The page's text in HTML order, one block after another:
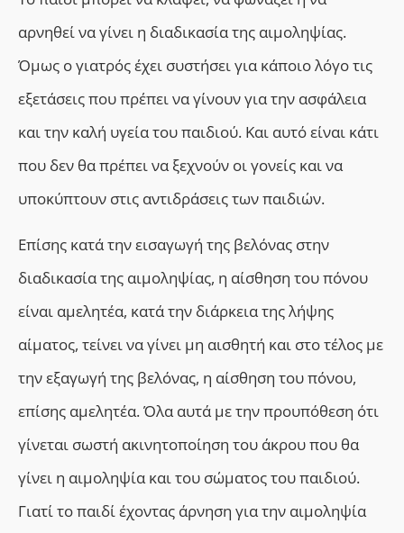
αρνηθεί να γίνει η διαδικασία της αιμοληψίας.
Όμως ο γιατρός έχει συστήσει για κάποιο λόγο τις
εξετάσεις που πρέπει να γίνουν για την ασφάλεια
και την καλή υγεία του παιδιού. Και αυτό είναι κάτι
που δεν θα πρέπει να ξεχνούν οι γονείς και να
υποκύπτουν στις αντιδράσεις των παιδιών.
Επίσης κατά την εισαγωγή της βελόνας στην
διαδικασία της αιμοληψίας, η αίσθηση του πόνου
είναι αμελητέα, κατά την διάρκεια της λήψης
αίματος, τείνει να γίνει μη αισθητή και στο τέλος με
την εξαγωγή της βελόνας, η αίσθηση του πόνου,
επίσης αμελητέα. Όλα αυτά με την προυπόθεση ότι
γίνεται σωστή ακινητοποίηση του άκρου που θα
γίνει η αιμοληψία και του σώματος του παιδιού.
Γιατί το παιδί έχοντας άρνηση για την αιμοληψία